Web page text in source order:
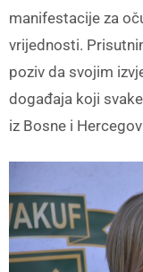
manifestacije za
vrijednosti.
poziv da svojim
događaja koji
iz Bosne i